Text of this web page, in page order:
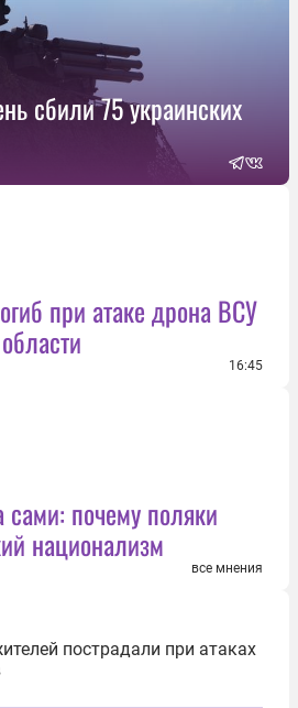
сбили 75 украинских
при атаке дрона ВСУ
16:45
сами: почему поляки
национализм
все мнения
пострадали при атаках